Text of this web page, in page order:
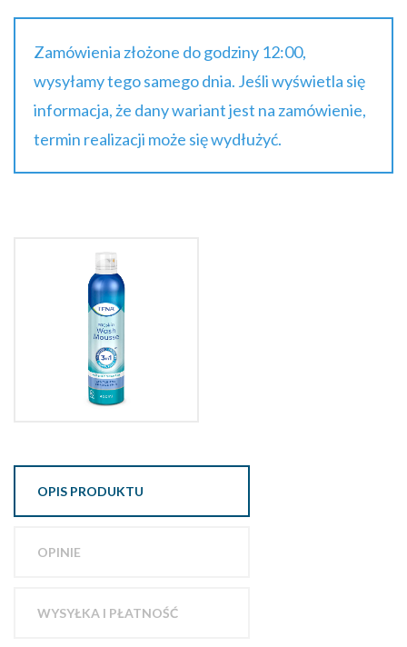
Zamówienia złożone do godziny 12:00,
wysyłamy tego samego dnia. Jeśli wyświetla się
informacja, że dany wariant jest na zamówienie,
termin realizacji może się wydłużyć.
OPIS PRODUKTU
OPINIE
WYSYŁKA I PŁATNOŚĆ